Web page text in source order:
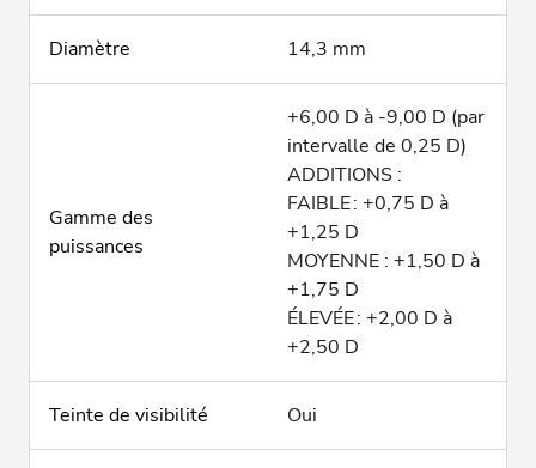
Diamètre 14,3 mm
Gamme des
puissances
+6,00 D à -9,00 D (par
intervalle de 0,25 D)
ADDITIONS :
FAIBLE : +0,75 D à
+1,25 D
MOYENNE : +1,50 D à
+1,75 D
ÉLEVÉE : +2,00 D à
+2,50 D
Teinte de visibilité Oui